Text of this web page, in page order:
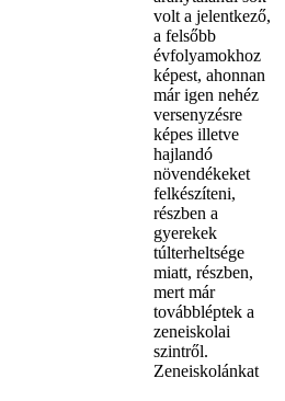
volt a jelentkező,
a felsőbb
évfolyamokhoz
képest, ahonnan
már igen nehéz
versenyzésre
képes illetve
hajlandó
növendékeket
felkészíteni,
részben a
gyerekek
túlterheltsége
miatt, részben,
mert már
továbbléptek a
zeneiskolai
szintről.
Zeneiskolánkat